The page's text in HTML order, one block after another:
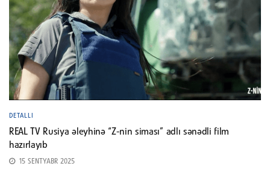
DETALLI
REAL TV Rusiya əleyhinə “Z-nin siması” adlı sənədli film
hazırlayıb
15 SENTYABR 2025